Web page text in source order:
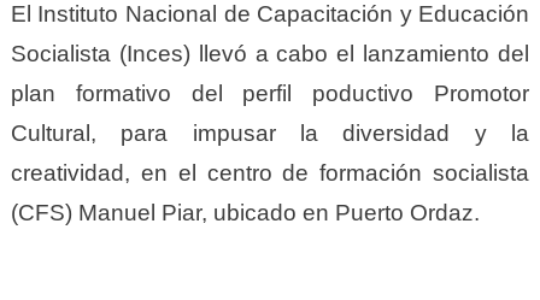
El Instituto Nacional de Capacitación y Educación
Socialista (Inces) llevó a cabo el lanzamiento del
plan formativo del perfil poductivo Promotor
Cultural, para impusar la diversidad y la
creatividad, en el centro de formación socialista
(CFS) Manuel Piar, ubicado en Puerto Ordaz.